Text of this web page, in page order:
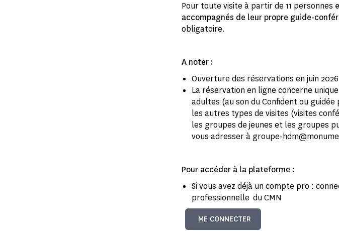
Pour toute visite à partir de 11 personnes
accompagnés de leur propre guide-
obligatoire.
A noter :
Ouverture des réservations en juin
La réservation en ligne concerne
adultes (au son du Confident ou
les autres types de visites (visites
les groupes de jeunes et les groupes
vous adresser à groupe-
Pour accéder à la plateforme :
Si vous avez déjà un compte pro :
professionnelle du CMN
ME CONNECTER